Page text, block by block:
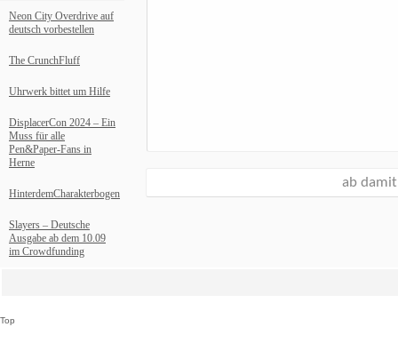
Neon City Overdrive auf
deutsch vorbestellen
The CrunchFluff
Uhrwerk bittet um Hilfe
DisplacerCon 2024 – Ein
Muss für alle
Pen&Paper-Fans in
Herne
HinterdemCharakterbogen
Slayers – Deutsche
Ausgabe ab dem 10.09
im Crowdfunding
Top